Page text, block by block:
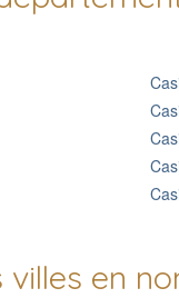
villes en